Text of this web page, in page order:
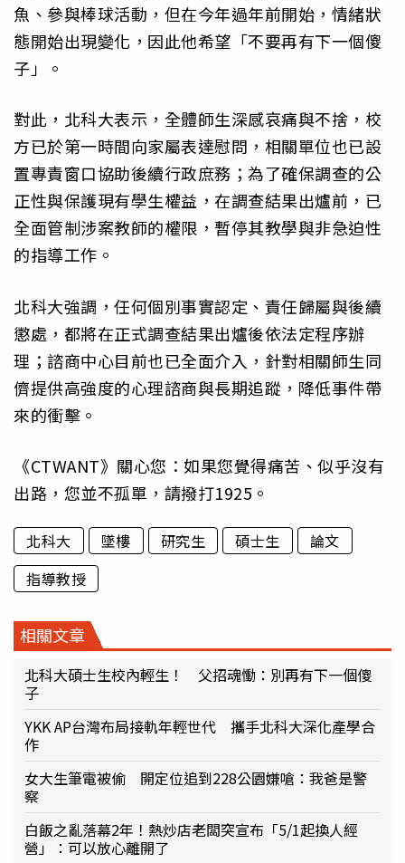
魚、參與棒球活動，但在今年過年前開始，情緒狀
態開始出現變化，因此他希望「不要再有下一個傻
子」。
對此，北科大表示，全體師生深感哀痛與不捨，校
方已於第一時間向家屬表達慰問，相關單位也已設
置專責窗口協助後續行政庶務；為了確保調查的公
正性與保護現有學生權益，在調查結果出爐前，已
全面管制涉案教師的權限，暫停其教學與非急迫性
的指導工作。
北科大強調，任何個別事實認定、責任歸屬與後續
懲處，都將在正式調查結果出爐後依法定程序辦
理；諮商中心目前也已全面介入，針對相關師生同
儕提供高強度的心理諮商與長期追蹤，降低事件帶
來的衝擊。
《CTWANT》關心您：如果您覺得痛苦、似乎沒有
出路，您並不孤單，請撥打1925。
北科大 墜樓 研究生 碩士生
論文
指導教授
相關文章
北科大碩士生校內輕生！ 父招魂慟：別再有下一個傻
子
YKK AP台灣布局接軌年輕世代 攜手北科大深化產學合
作
女大生筆電被偷 開定位追到228公園嫌嗆：我爸是警
察
白飯之亂落幕2年！熱炒店老闆突宣布「5/1起換人經
營」：可以放心離開了